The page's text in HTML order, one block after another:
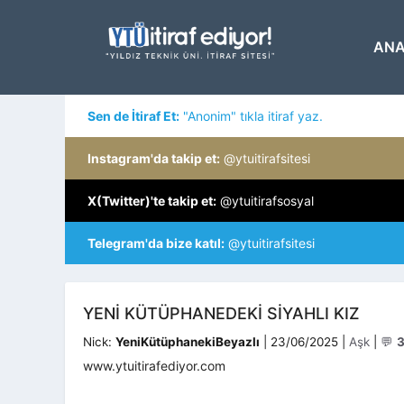
Sen de İtiraf Et: "Anonim" tıkla itiraf yaz.
Instagram'da takip et: @ytuitirafsitesi
X(Twitter)'te takip et: @ytuitirafsosyal
Telegram'da bize katıl: @ytuitirafsitesi
YENI KÜTÜPHANEDEKI SIYAHLI KIZ
Nick: YeniKütüphanekiBeyazlı 23/06/2025 Kategoriler
Aşk 💬 3
www.ytuitirafediyor.com